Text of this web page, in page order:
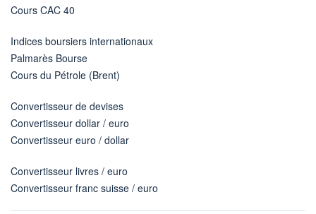
Cours CAC 40
Indices boursiers internationaux
Palmarès Bourse
Cours du Pétrole (Brent)
Convertisseur de devises
Convertisseur dollar / euro
Convertisseur euro / dollar
Convertisseur livres / euro
Convertisseur franc suisse / euro